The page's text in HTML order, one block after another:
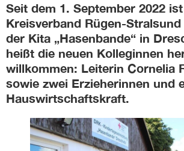
Seit dem 1. September 2022
Kreisverband Rügen-Stralsund
der Kita „Hasenbande“ in
heißt die neuen Kolleginnen
willkommen: Leiterin Cornelia
sowie zwei Erzieherinnen und
Hauswirtschaftskraft.